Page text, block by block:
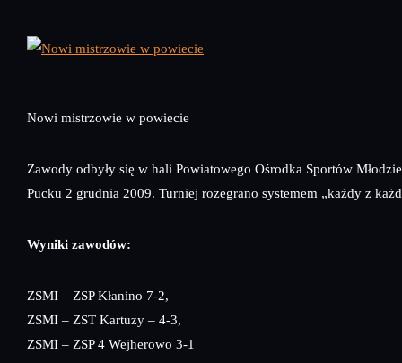
Nowi mistrzowie w powiecie
Zawody odbyły się w hali Powiatowego Ośrodka Sportów
Pucku 2 grudnia 2009. Turniej rozegrano systemem „każdy z
Wyniki zawodów:
ZSMI – ZSP Kłanino 7-2,
ZSMI – ZST Kartuzy – 4-3,
ZSMI – ZSP 4 Wejherowo 3-1